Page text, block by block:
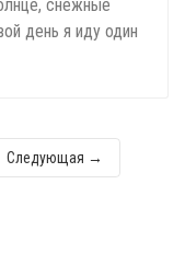
снежные
день я иду один
Следующая →